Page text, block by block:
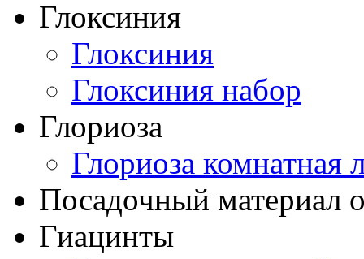
Глоксиния
Глоксиния
Глоксиния набор
Глориоза
Глориоза комнатная
Посадочный материал
Гиацинты